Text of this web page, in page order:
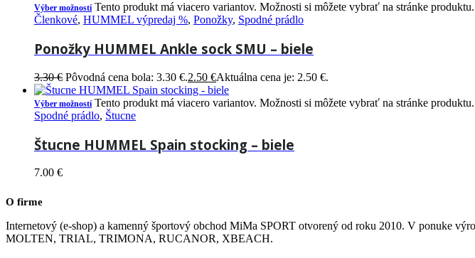
Výber možností Tento produkt má viacero variantov. Možnosti si môžete vybrať na stránke produktu.
Členkové, HUMMEL výpredaj %, Ponožky, Spodné prádlo
Ponožky HUMMEL Ankle sock SMU – biele
3.30€ Pôvodná cena bola: 3.30 €.2.50 €Aktuálna cena je: 2.50 €.
Výber možností Tento produkt má viacero variantov. Možnosti si môžete vybrať na stránke produktu.
Spodné prádlo, Štucne
Štucne HUMMEL Spain stocking – biele
7.00 €
O firme
Internetový (e-shop) a kamenný športový obchod MiMa SPORT otvorený od roku 2010. V
MOLTEN, TRIAL, TRIMONA, RUCANOR, XBEACH.